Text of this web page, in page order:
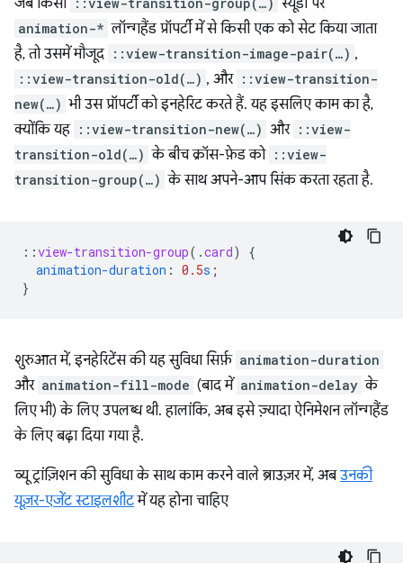
जब किसी ::view-transition-group(…) स्यूडो पर
animation-* लॉन्गहैंड प्रॉपर्टी में से किसी एक को सेट किया जाता
है, तो उसमें मौजूद ::view-transition-image-pair(…) ,
::view-transition-old(…) , और ::view-transition-
new(…) भी उस प्रॉपर्टी को इनहेरिट करते हैं. यह इसलिए काम का है,
क्योंकि यह ::view-transition-new(…) और ::view-
transition-old(…) के बीच क्रॉस-फ़ेड को ::view-
transition-group(…) के साथ अपने-आप सिंक करता रहता है.
::view-transition-group( .card)
{
animation-duration : 0.5s ;
}
शुरुआत में, इनहेरिटेंस की यह सुविधा सिर्फ़ animation-duration
और animation-fill-mode (बाद में animation-delay के
लिए भी) के लिए उपलब्ध थी. हालांकि, अब इसे ज़्यादा ऐनिमेशन लॉन्गहैंड
के लिए बढ़ा दिया गया है.
व्यू ट्रांज़िशन की सुविधा के साथ काम करने वाले ब्राउज़र में, अबउनकी
यूज़र-एजेंट स्टाइलशीटमें यह होना चाहिए